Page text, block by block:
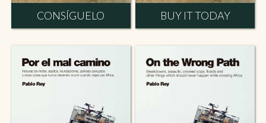
CONSÍGUELO BUY IT TODAY